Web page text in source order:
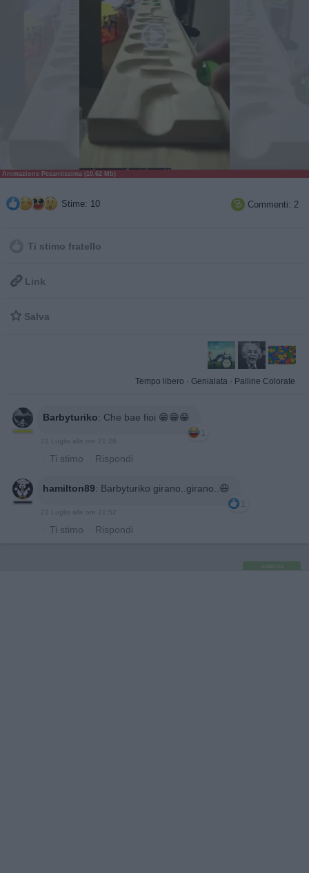
Animazione Pesantissima (10.62 Mb)
Stime: 10  Commenti: 2
Ti stimo fratello
 Link
 Salva
Tempo libero · Genialata · Palline Colorate
Barbyturiko: Che bae fioi 😁😁😁
1
· Ti stimo · Rispondi
hamilton89: Barbyturiko girano..girano..😆
1
· Ti stimo · Rispondi
pubblicità